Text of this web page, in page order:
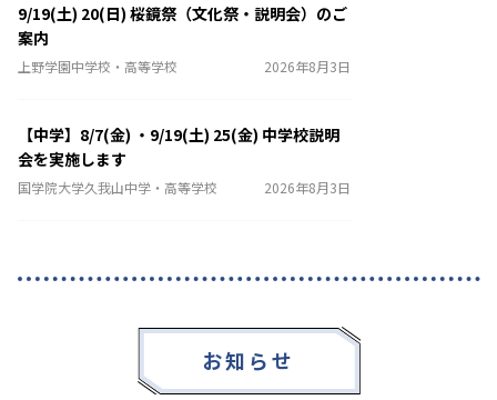
9/19(土) 20(日) 桜鏡祭（文化祭・説明会）のご
案内
上野学園中学校・高等学校 2026年8月3日
【中学】8/7(金) ・9/19(土) 25(金) 中学校説明
会を実施します
国学院大学久我山中学・高等学校 2026年8月3日
お知らせ